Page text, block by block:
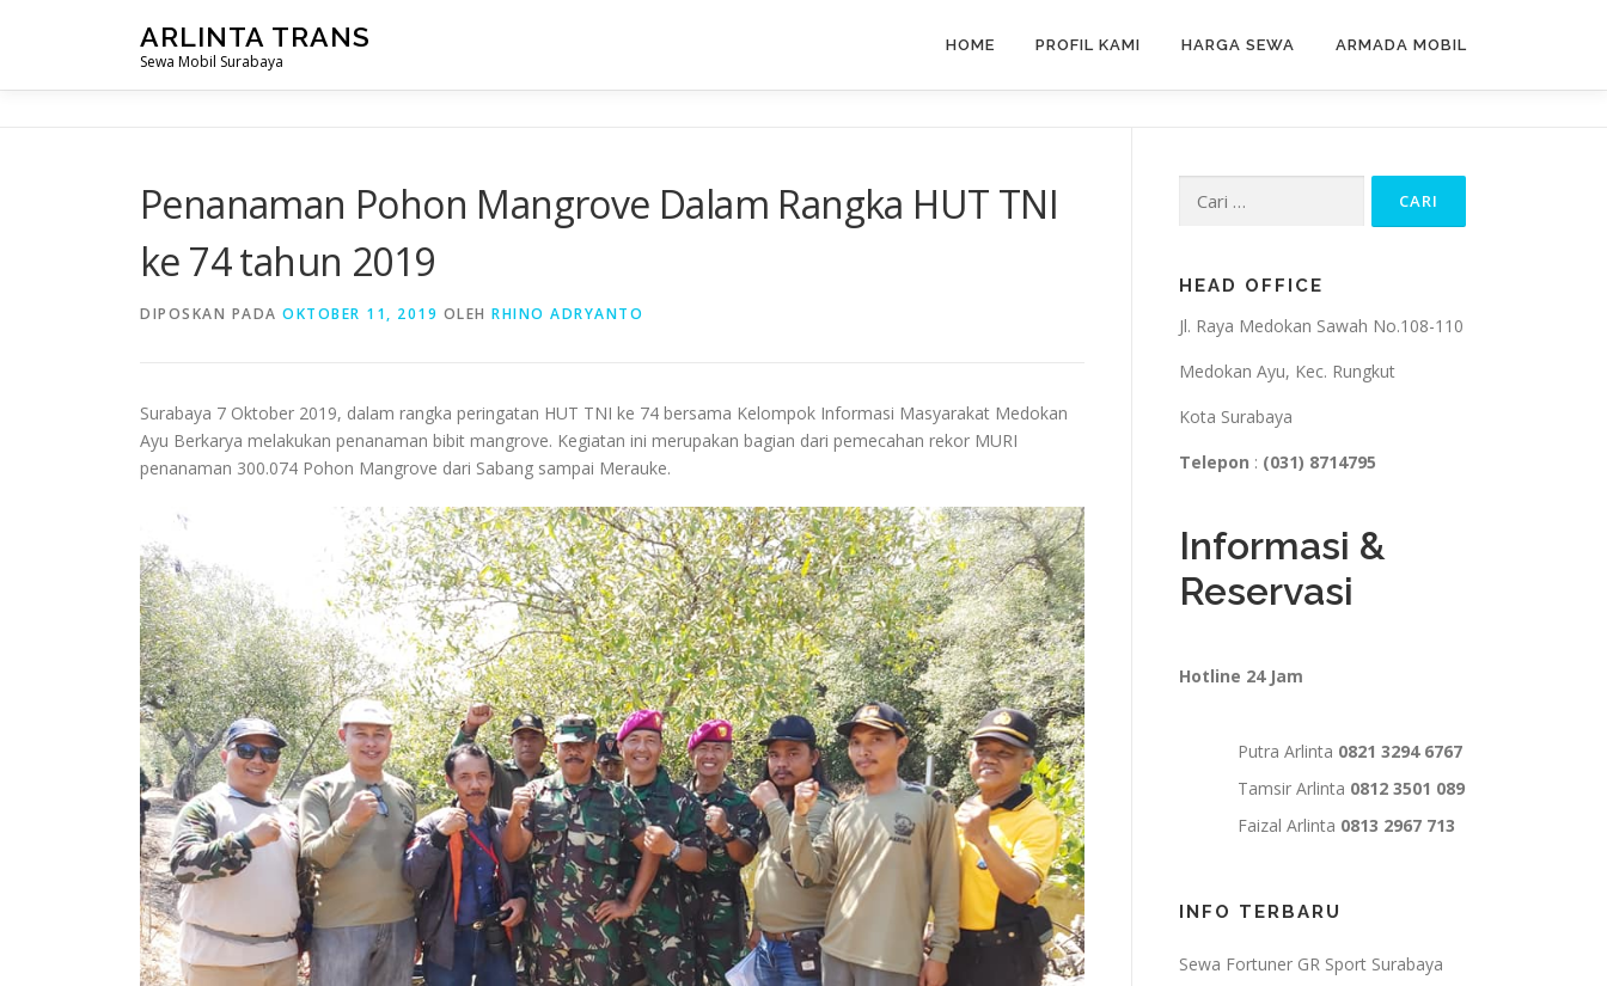
ARLINTA TRANS
Sewa Mobil Surabaya
HOME PROFIL KAMI HARGA SEWA ARMADA MOBIL
Penanaman Pohon Mangrove Dalam Rangka HUT TNI
ke 74 tahun 2019
DIPOSKAN PADA OKTOBER 11, 2019 OLEH RHINO ADRYANTO
Surabaya 7 Oktober 2019, dalam rangka peringatan HUT TNI ke 74 bersama Kelompok Informasi Masyarakat Medokan
Ayu Berkarya melakukan penanaman bibit mangrove. Kegiatan ini merupakan bagian dari pemecahan rekor MURI
penanaman 300.074 Pohon Mangrove dari Sabang sampai Merauke.
untuk:
HEAD OFFICE
Jl. Raya Medokan Sawah No.108-110
Medokan Ayu, Kec. Rungkut
Kota Surabaya
Telepon : (031) 8714795
Informasi &
Reservasi
Hotline 24 Jam
Putra Arlinta 0821 3294 6767
Tamsir Arlinta 0812 3501 089
Faizal Arlinta 0813 2967 713
INFO TERBARU
Sewa Fortuner GR Sport Surabaya